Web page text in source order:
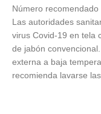
Número
Las autoridades
virus Covid-19 en tela
de jabón
externa a baja
recomienda lavarse